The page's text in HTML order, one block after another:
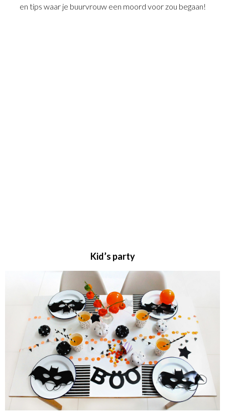
en tips waar je buurvrouw een moord voor zou begaan!
Kid’s party